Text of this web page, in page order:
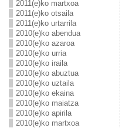
2011(e)ko martxoa
2011(e)ko otsaila
2011(e)ko urtarrila
2010(e)ko abendua
2010(e)ko azaroa
2010(e)ko urria
2010(e)ko iraila
2010(e)ko abuztua
2010(e)ko uztaila
2010(e)ko ekaina
2010(e)ko maiatza
2010(e)ko apirila
2010(e)ko martxoa